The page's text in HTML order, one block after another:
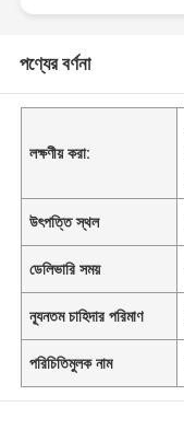
পণ্যের বর্ণনা
লক্ষণীয় করা:
উৎপত্তি স্থল
ডেলিভারি সময়
ন্যূনতম চাহিদার পরিমাণ
পরিচিতিমুলক নাম